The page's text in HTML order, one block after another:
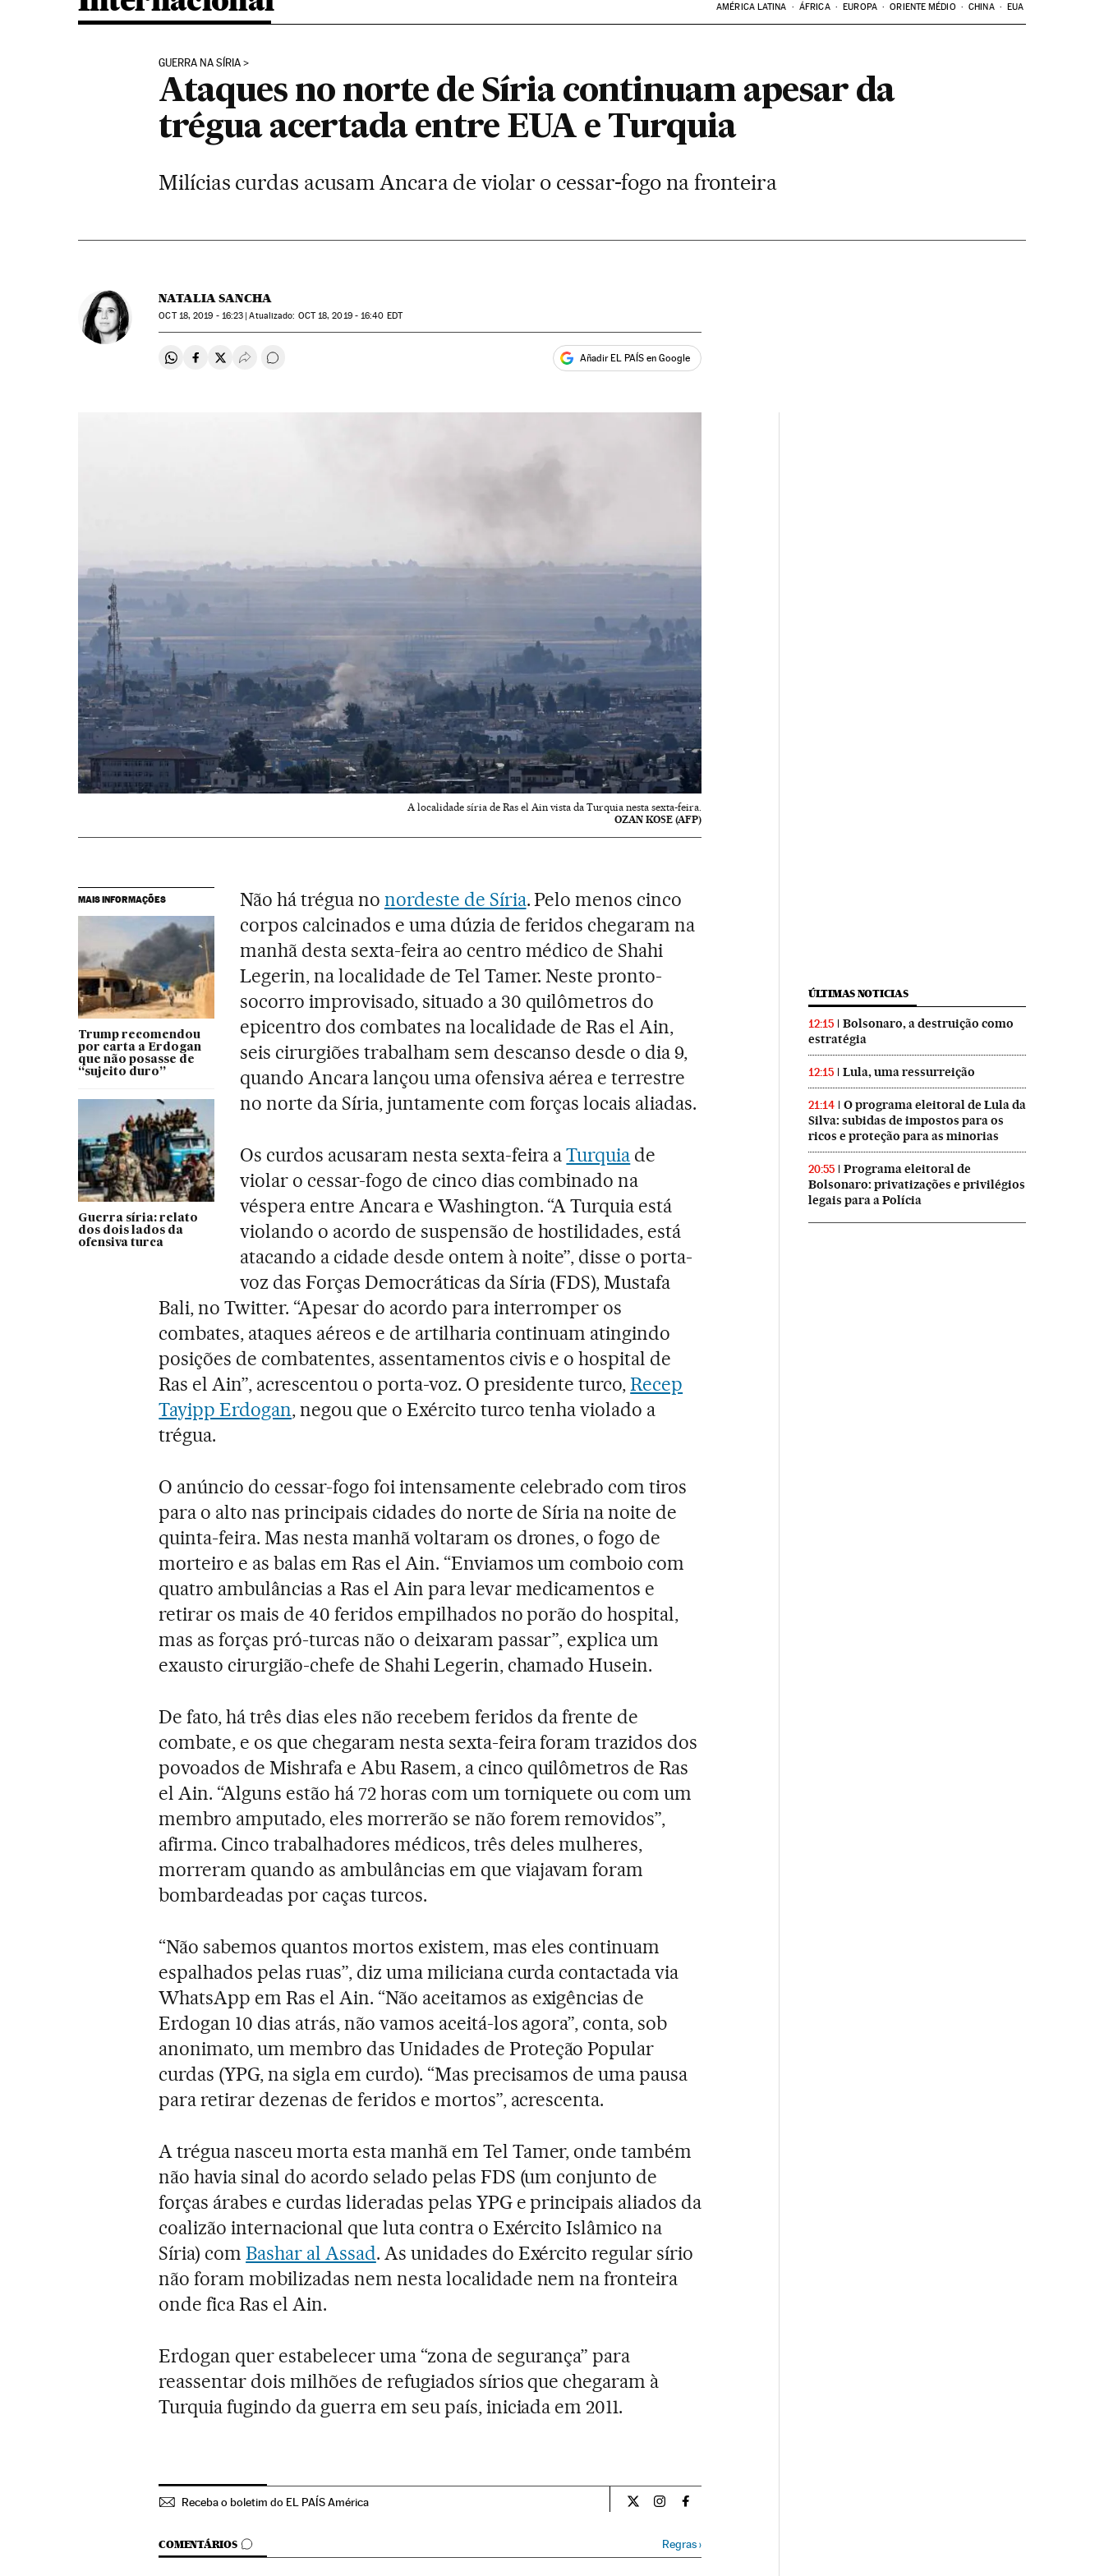
AMÉRICA LATINA ÁFRICA EUROPA ORIENTE MÉDIO CHINA EUA
GUERRA NA SÍRIA
Ataques no norte de Síria continuam apesar da
trégua acertada entre EUA e Turquia
Milícias curdas acusam Ancara de violar o cessar-fogo na fronteira
NATALIA SANCHA
OCT18, 2019 - 16:23 atualizado: OCT18, 2019 - 16:40 EDT
Compartir en Whatsapp
Compartir en Facebook
Compartir en Twitter
Desplegar Redes Sociales
Comentários Añadir EL PAÍS en Google
A localidade síria de Ras el Ain vista da Turquia nesta sexta-feira.
OZAN KOSE (AFP)
MAIS INFORMAÇÕES
Trump recomendou
por carta a Erdogan
que não posasse de
“sujeito duro”
Guerra síria: relato
dos dois lados da
ofensiva turca
Não há trégua no nordeste de Síria. Pelo menos cinco
corpos calcinados e uma dúzia de feridos chegaram na
manhã desta sexta-feira ao centro médico de Shahi
Legerin, na localidade de Tel Tamer. Neste pronto-
socorro improvisado, situado a 30 quilômetros do
epicentro dos combates na localidade de Ras el Ain,
seis cirurgiões trabalham sem descanso desde o dia 9,
quando Ancara lançou uma ofensiva aérea e terrestre
no norte da Síria, juntamente com forças locais aliadas.
Os curdos acusaram nesta sexta-feira aTurquia de
violar o cessar-fogo de cinco dias combinado na
véspera entre Ancara e Washington. “A Turquia está
violando o acordo de suspensão de hostilidades, está
atacando a cidade desde ontem à noite”, disse o porta-
voz das Forças Democráticas da Síria (FDS), Mustafa
Bali, no Twitter. “Apesar do acordo para interromper os
combates, ataques aéreos e de artilharia continuam atingindo
posições de combatentes, assentamentos civis e o hospital de
Ras el Ain”, acrescentou o porta-voz. O presidente turco,Recep
Tayipp Erdogan, negou que o Exército turco tenha violado a
trégua.
O anúncio do cessar-fogo foi intensamente celebrado com tiros
para o alto nas principais cidades do norte de Síria na noite de
quinta-feira. Mas nesta manhã voltaram os drones, o fogo de
morteiro e as balas em Ras el Ain. “Enviamos um comboio com
quatro ambulâncias a Ras el Ain para levar medicamentos e
retirar os mais de 40 feridos empilhados no porão do hospital,
mas as forças pró-turcas não o deixaram passar”, explica um
exausto cirurgião-chefe de Shahi Legerin, chamado Husein.
De fato, há três dias eles não recebem feridos da frente de
combate, e os que chegaram nesta sexta-feira foram trazidos dos
povoados de Mishrafa e Abu Rasem, a cinco quilômetros de Ras
el Ain. “Alguns estão há 72 horas com um torniquete ou com um
membro amputado, eles morrerão se não forem removidos”,
afirma. Cinco trabalhadores médicos, três deles mulheres,
morreram quando as ambulâncias em que viajavam foram
bombardeadas por caças turcos.
“Não sabemos quantos mortos existem, mas eles continuam
espalhados pelas ruas”, diz uma miliciana curda contactada via
WhatsApp em Ras el Ain. “Não aceitamos as exigências de
Erdogan 10 dias atrás, não vamos aceitá-los agora”, conta, sob
anonimato, um membro das Unidades de Proteção Popular
curdas (YPG, na sigla em curdo). “Mas precisamos de uma pausa
para retirar dezenas de feridos e mortos”, acrescenta.
A trégua nasceu morta esta manhã em Tel Tamer, onde também
não havia sinal do acordo selado pelas FDS (um conjunto de
forças árabes e curdas lideradas pelas YPG e principais aliados da
coalizão internacional que luta contra o Exército Islâmico na
Síria) comBashar al Assad. As unidades do Exército regular sírio
não foram mobilizadas nem nesta localidade nem na fronteira
onde fica Ras el Ain.
Erdogan quer estabelecer uma “zona de segurança” para
reassentar dois milhões de refugiados sírios que chegaram à
Turquia fugindo da guerra em seu país, iniciada em 2011.
Receba o boletim do EL PAÍS América Internacional El País Brasil en Twitter
Internacional El País Brasil en Instagram
Internacional El País Brasil en Facebook
COMENTÁRIOS
COMENTÁRIOS Regras›
ÚLTIMAS NOTICIAS
12:15
Bolsonaro, a destruição como
estratégia
12:15 Lula, uma ressurreição
21:14
O programa eleitoral de Lula da
Silva: subidas de impostos para os
ricos e proteção para as minorias
20:55
Programa eleitoral de
Bolsonaro: privatizações e privilégios
legais para a Polícia